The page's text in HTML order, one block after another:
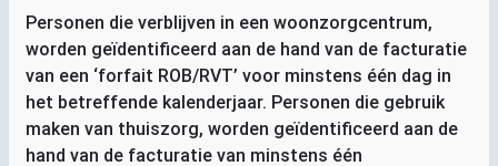
Personen die verblijven in een woonzorgcentrum,
worden geïdentificeerd aan de hand van de facturatie
van een ‘forfait ROB/RVT’ voor minstens één dag in
het betreffende kalenderjaar. Personen die gebruik
maken van thuiszorg, worden geïdentificeerd aan de
hand van de facturatie van minstens één